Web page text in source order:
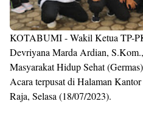
KOTABUMI - Wakil Ketua TP-
Devriyana Marda Ardian,
Masyarakat Hidup Sehat
Acara terpusat di Halaman
Raja, Selasa (18/07/2023).